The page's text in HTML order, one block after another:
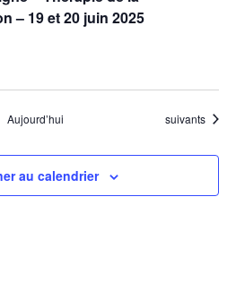
– 19 et 20 juin 2025
Aujourd’hui Évènements
suivants
au calendrier